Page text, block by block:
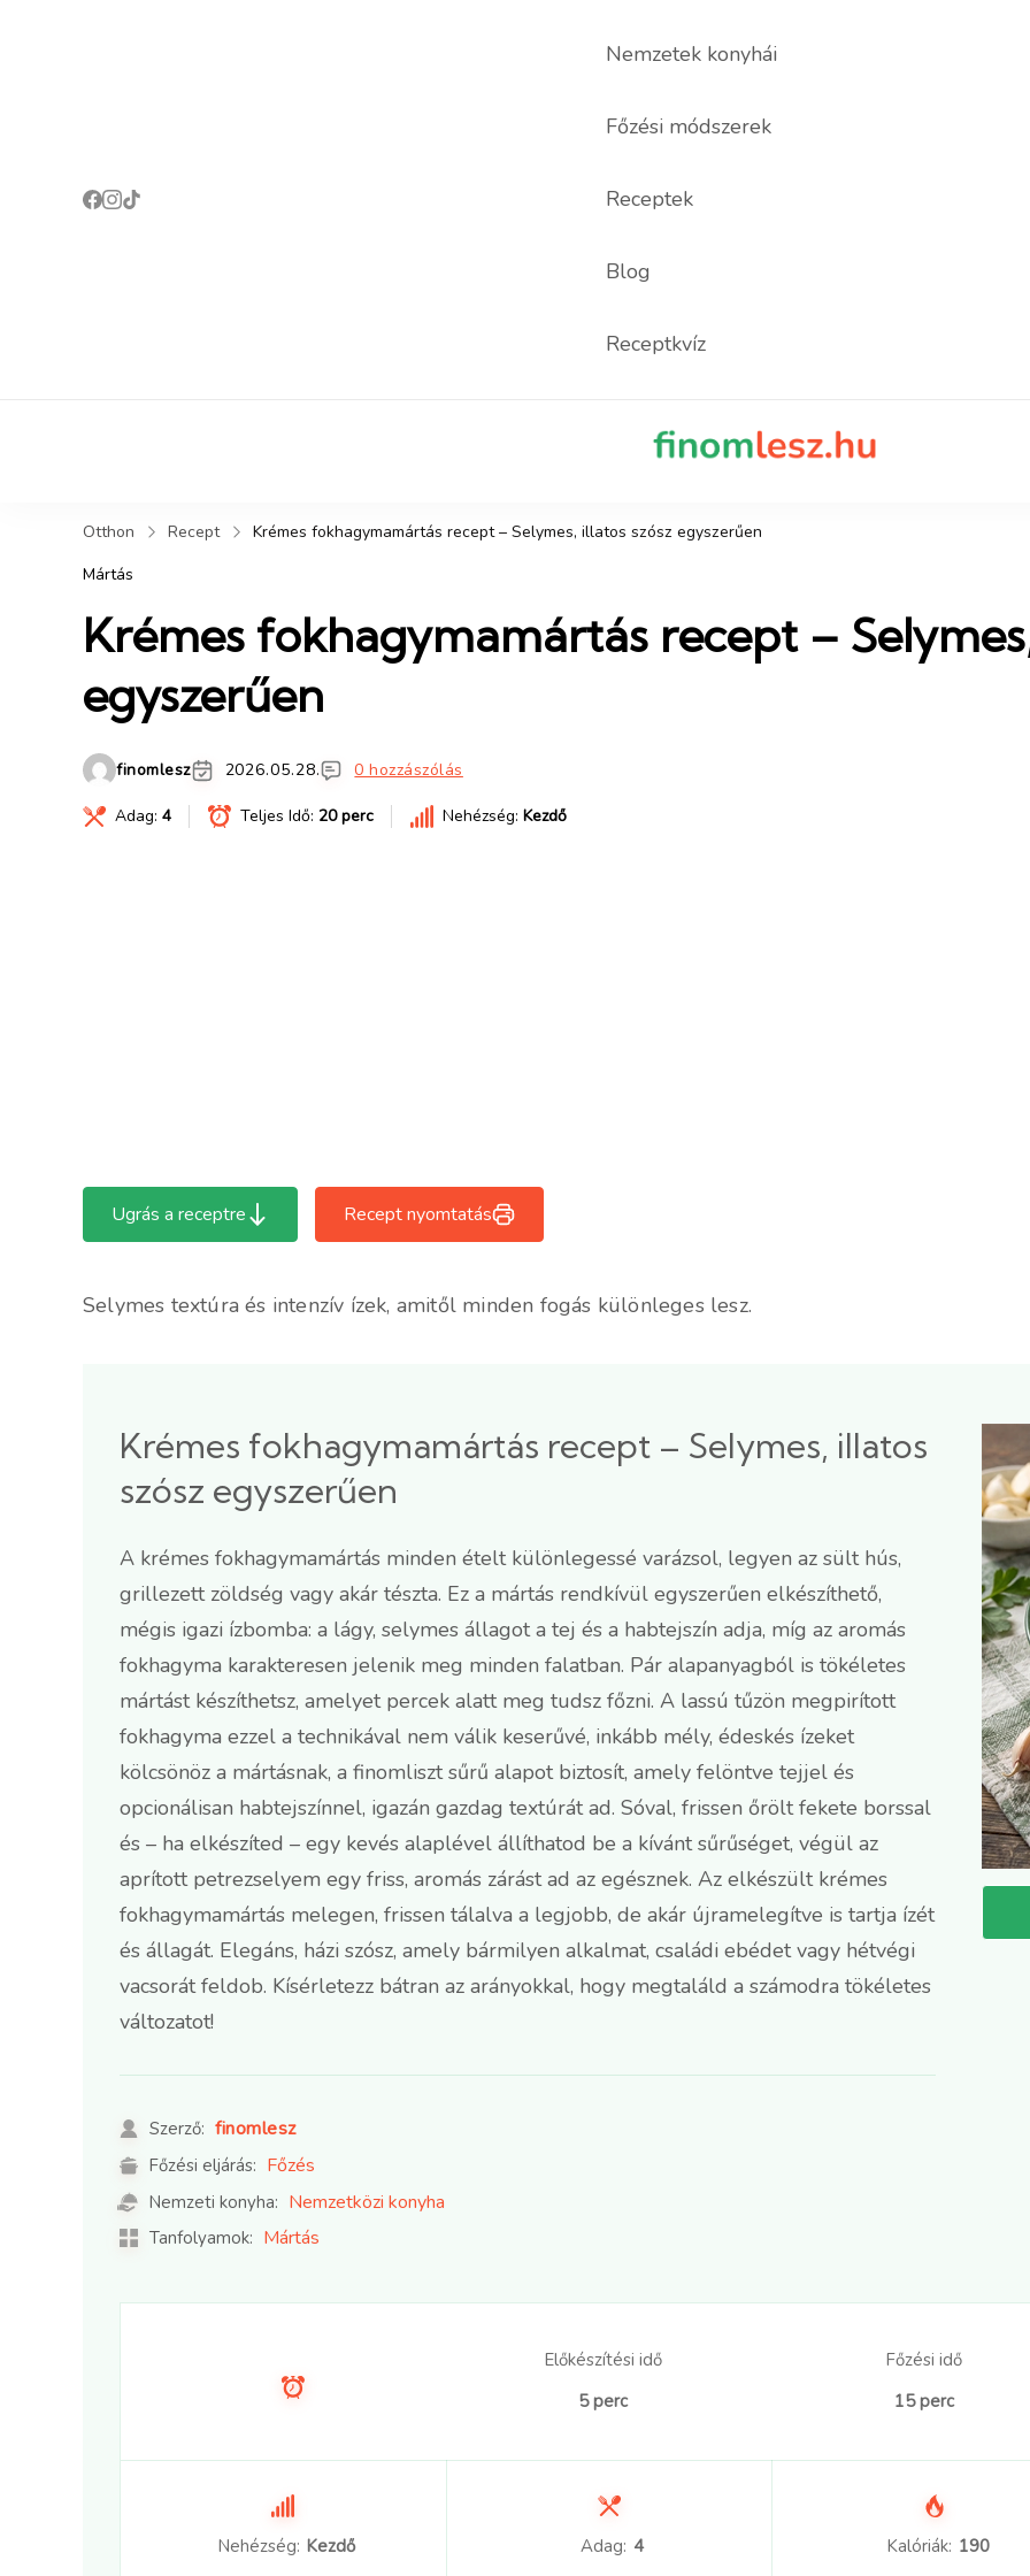
Nemzetek konyhái
Főzési módszerek
Receptek
Blog
Receptkvíz
Otthon Recept
Krémes fokhagymamártás recept – Selymes, illatos szósz egyszerűen
Mártás
Krémes fokhagymamártás recept –
egyszerűen
finomlesz 2026.05.28. 0 hozzászólás
Adag: 4 Teljes Idő: 20 perc Nehézség: Kezdő
Ugrás a receptre Recept nyomtatás
Selymes textúra és intenzív ízek, amitől minden fogás különleges lesz.
Krémes fokhagymamártás recept – Selymes, illatos
szósz egyszerűen
A krémes fokhagymamártás minden ételt különlegessé varázsol, legyen az sült hús,
grillezett zöldség vagy akár tészta. Ez a mártás rendkívül egyszerűen elkészíthető,
mégis igazi ízbomba: a lágy, selymes állagot a tej és a habtejszín adja, míg az aromás
fokhagyma karakteresen jelenik meg minden falatban. Pár alapanyagból is tökéletes
mártást készíthetsz, amelyet percek alatt meg tudsz főzni. A lassú tűzön megpirított
fokhagyma ezzel a technikával nem válik keserűvé, inkább mély, édeskés ízeket
kölcsönöz a mártásnak, a finomliszt sűrű alapot biztosít, amely felöntve tejjel és
opcionálisan habtejszínnel, igazán gazdag textúrát ad. Sóval, frissen őrölt fekete borssal
és – ha elkészíted – egy kevés alaplével állíthatod be a kívánt sűrűséget, végül az
aprított petrezselyem egy friss, aromás zárást ad az egésznek. Az elkészült krémes
fokhagymamártás melegen, frissen tálalva a legjobb, de akár újramelegítve is tartja ízét
és állagát. Elegáns, házi szósz, amely bármilyen alkalmat, családi ebédet vagy hétvégi
vacsorát feldob. Kísérletezz bátran az arányokkal, hogy megtaláld a számodra tökéletes
változatot!
Szerző: finomlesz
Főzési eljárás: Főzés
Nemzeti konyha: Nemzetközi konyha
Tanfolyamok: Mártás
Előkészítési idő
5 perc
Főzési idő
15 perc
Nehézség: Kezdő Adag: 4 Kalóriák: 190